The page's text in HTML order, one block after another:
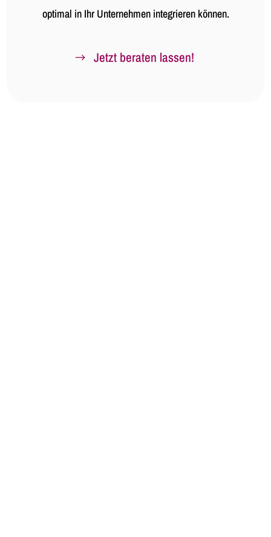
optimal in Ihr Unternehmen integrieren können.
Jetzt beraten lassen!